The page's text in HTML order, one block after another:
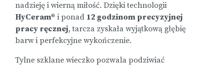
nadzieję i wierną miłość. Dzięki technologii
HyCeram® i ponad 12 godzinom precyzyjnej
pracy ręcznej, tarcza zyskała wyjątkową głębię
barw i perfekcyjne wykończenie.
Tylne szklane wieczko pozwala podziwiać